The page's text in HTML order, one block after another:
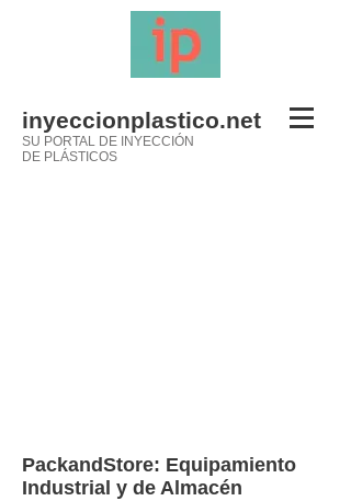
inyeccionplastico.net
SU PORTAL DE INYECCIÓN
DE PLÁSTICOS
PackandStore: Equipamiento
Industrial y de Almacén